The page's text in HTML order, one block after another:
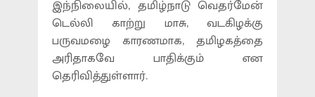
இந்நிலையில், தமிழ்நாடு வெதர்மேன்
டெல்லி காற்று மாசு, வடகிழக்கு
பருவமழை காரணமாக, தமிழகத்தை
அரிதாகவே பாதிக்கும் என
தெரிவித்துள்ளார்.